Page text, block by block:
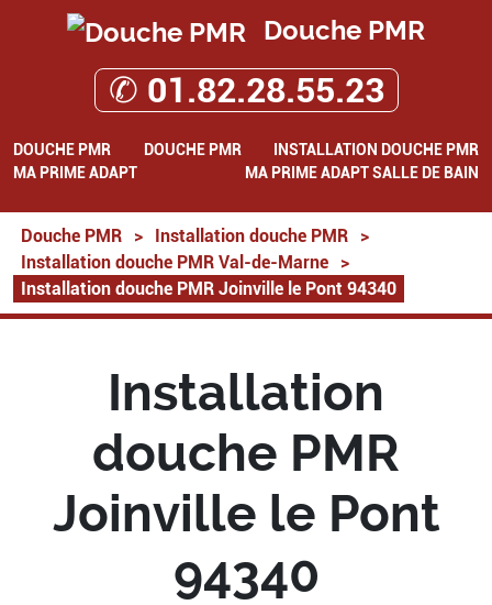
Douche PMR
✆ 01.82.28.55.23
DOUCHE PMR DOUCHE PMR
INSTALLATION DOUCHE PMR
MA PRIME ADAPT
MA PRIME ADAPT SALLE DE BAIN
Douche PMR > Installation douche PMR
>
Installation douche PMR Val-de-Marne
>
Installation douche PMR Joinville le Pont 94340
Installation
douche PMR
Joinville le Pont
94340